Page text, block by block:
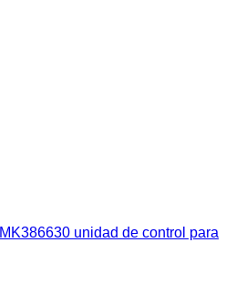
MK386630 unidad de control para